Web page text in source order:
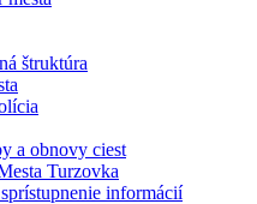
štruktúra
a obnovy ciest
Turzovka
informácií